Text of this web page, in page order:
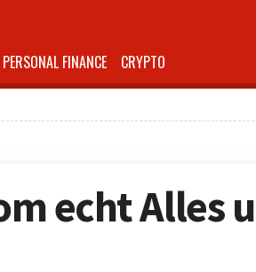
PERSONAL FINANCE CRYPTO
echt Alles